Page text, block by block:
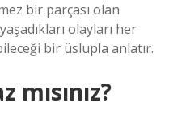
bir parçası olan
olayları her
bir üslupla anlatır.